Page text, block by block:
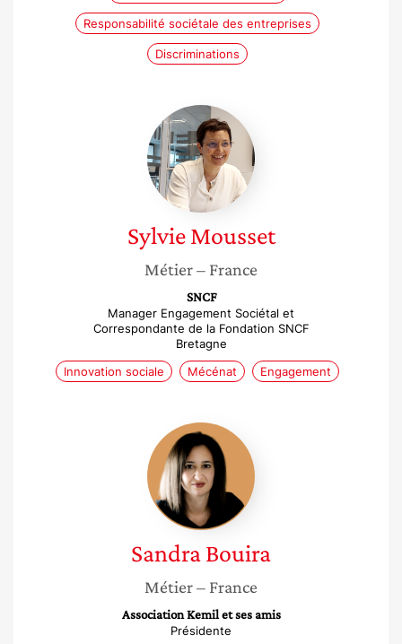
Responsabilité sociétale des entreprises
Discriminations
Sylvie
Mousset
Sylvie Mousset
Métier– France
SNCF
Manager Engagement Sociétal et
Correspondante de la Fondation SNCF
Bretagne
Innovation sociale
Mécénat Engagement
Sandra
Bouira
SandraBouira
Métier– France
Association Kemil et ses amis
Présidente